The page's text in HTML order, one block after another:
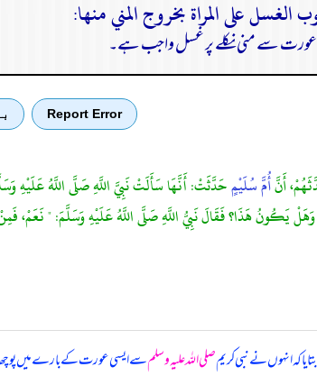
سے منی نکلے پر غسل واجب ہے۔
Report Error
أَنَّأُمَّ سُلَيْمٍحَدَّثَتْ: أَنَّهَا سَأَلَتْ نَبِيَّ اللَّهِ صَلَّى اللَّهُ عَلَيْهِ
يَكُونُ هَذَا؟ فَقَالَ نَبِيُّ اللَّهِ صَلَّى اللَّهُ عَلَيْهِ وَسَلَّمَ: " نَعَمْ،
کہ انہوں نے نبی کریمصلی اللہ علیہ وسلمسے ایسی عورت کے بارے میں پوچھا